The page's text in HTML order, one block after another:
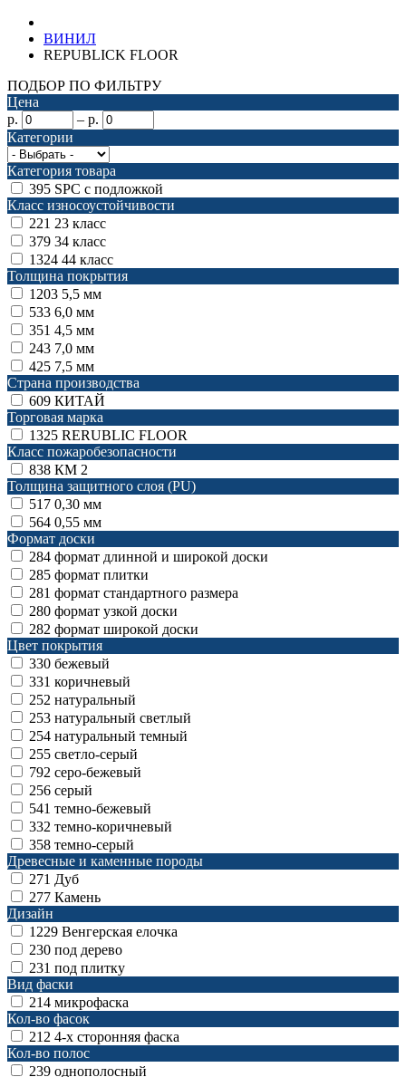
ВИНИЛ
REPUBLICK FLOOR
ПОДБОР ПО ФИЛЬТРУ
Цена
р.
– р.
Категории
Категория товара
395 SPC с подложкой
Класс износоустойчивости
221 23 класс
379 34 класс
1324 44 класс
Толщина покрытия
1203 5,5 мм
533 6,0 мм
351 4,5 мм
243 7,0 мм
425 7,5 мм
Страна производства
609 КИТАЙ
Торговая марка
1325 RERUBLIC FLOOR
Класс пожаробезопасности
838 КМ 2
Толщина защитного слоя (PU)
517 0,30 мм
564 0,55 мм
Формат доски
284 формат длинной и широкой доски
285 формат плитки
281 формат стандартного размера
280 формат узкой доски
282 формат широкой доски
Цвет покрытия
330 бежевый
331 коричневый
252 натуральный
253 натуральный светлый
254 натуральный темный
255 светло-серый
792 серо-бежевый
256 серый
541 темно-бежевый
332 темно-коричневый
358 темно-серый
Древесные и каменные породы
271 Дуб
277 Камень
Дизайн
1229 Венгерская елочка
230 под дерево
231 под плитку
Вид фаски
214 микрофаска
Кол-во фасок
212 4-х сторонняя фаска
Кол-во полос
239 однополосный